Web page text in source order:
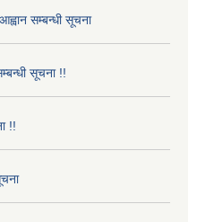
सम्बन्धी सूचना
सूचना !!
!!